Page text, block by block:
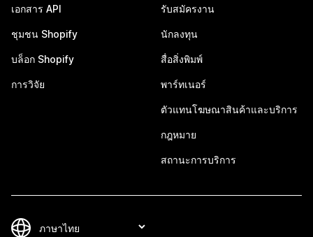
เอกสาร API
ชุมชน Shopify
บล็อก Shopify
การวิจัย
รับสมัครงาน
นักลงทุน
สื่อสิ่งพิมพ์
พาร์ทเนอร์
ตัวแทนโฆษณาสินค้าและบริการ
กฎหมาย
สถานะการบริการ